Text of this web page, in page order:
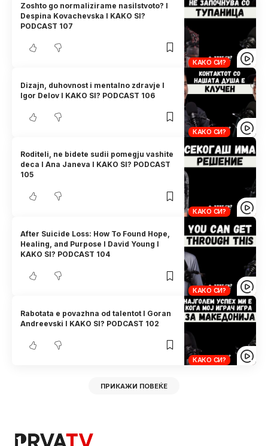
КАКО СИ?
Zoshto go normalizirame nasilstvoto? I
Despina Kovachevska I KAKO SI?
PODCAST 107
КАКО СИ?
Dizajn, duhovnost i mentalno zdravje I
Igor Delov I KAKO SI? PODCAST 106
КАКО СИ?
Roditeli, ne bidete sudii pomegju vashite
deca I Ana Janeva I KAKO SI? PODCAST
105
КАКО СИ?
After Suicide Loss: How To Found Hope,
Healing, and Purpose I David Young I
KAKO SI? PODCAST 104
КАКО СИ?
Rabotata e povazhna od talentot I Goran
Andreevski I KAKO SI? PODCAST 102
ПРИКАЖИ ПОВЕЌЕ